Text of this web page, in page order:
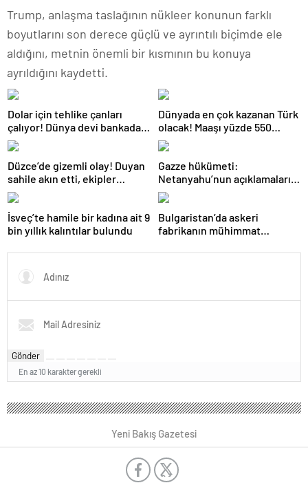
Trump, anlaşma taslağının nükleer konunun farklı
boyutlarını son derece güçlü ve ayrıntılı biçimde ele
aldığını, metnin önemli bir kısmının bu konuya
ayrıldığını kaydetti.
Dolar için tehlike çanları
çalıyor! Dünya devi bankadan
kritik uyarı
Dünyada en çok kazanan Türk
olacak! Maaşı yüzde 550
artacak
Düzce’de gizemli olay! Duyan
sahile akın etti, ekipler
harekete geçti
Gazze hükümeti:
Netanyahu’nun açıklamaları
müzakere sürecine açık bir
darbedir
İsveç’te hamile bir kadına ait 9
bin yıllık kalıntılar bulundu
Bulgaristan’da askeri
fabrikanın mühimmat
Gönder
En az 10 karakter gerekli
Yeni Bakış Gazetesi